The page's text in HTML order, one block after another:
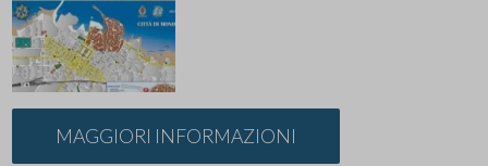
MAGGIORI INFORMAZIONI